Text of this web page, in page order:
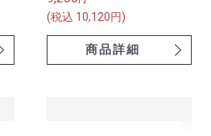
｢W｣【中古】
(税込 10,120円)
商品詳細